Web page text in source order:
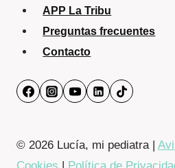
APP La Tribu
Preguntas frecuentes
Contacto
© 2026 Lucía, mi pediatra |